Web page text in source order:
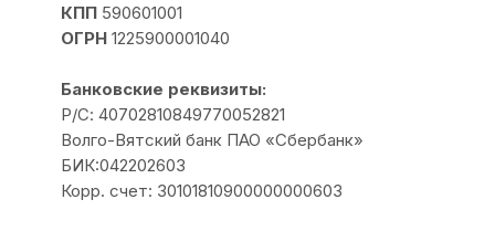
КПП 590601001
ОГРН 1225900001040
Банковские реквизиты:
Р/С: 40702810849770052821
Волго-Вятский банк ПАО «Сбербанк»
БИК:042202603
Корр. счет: 30101810900000000603